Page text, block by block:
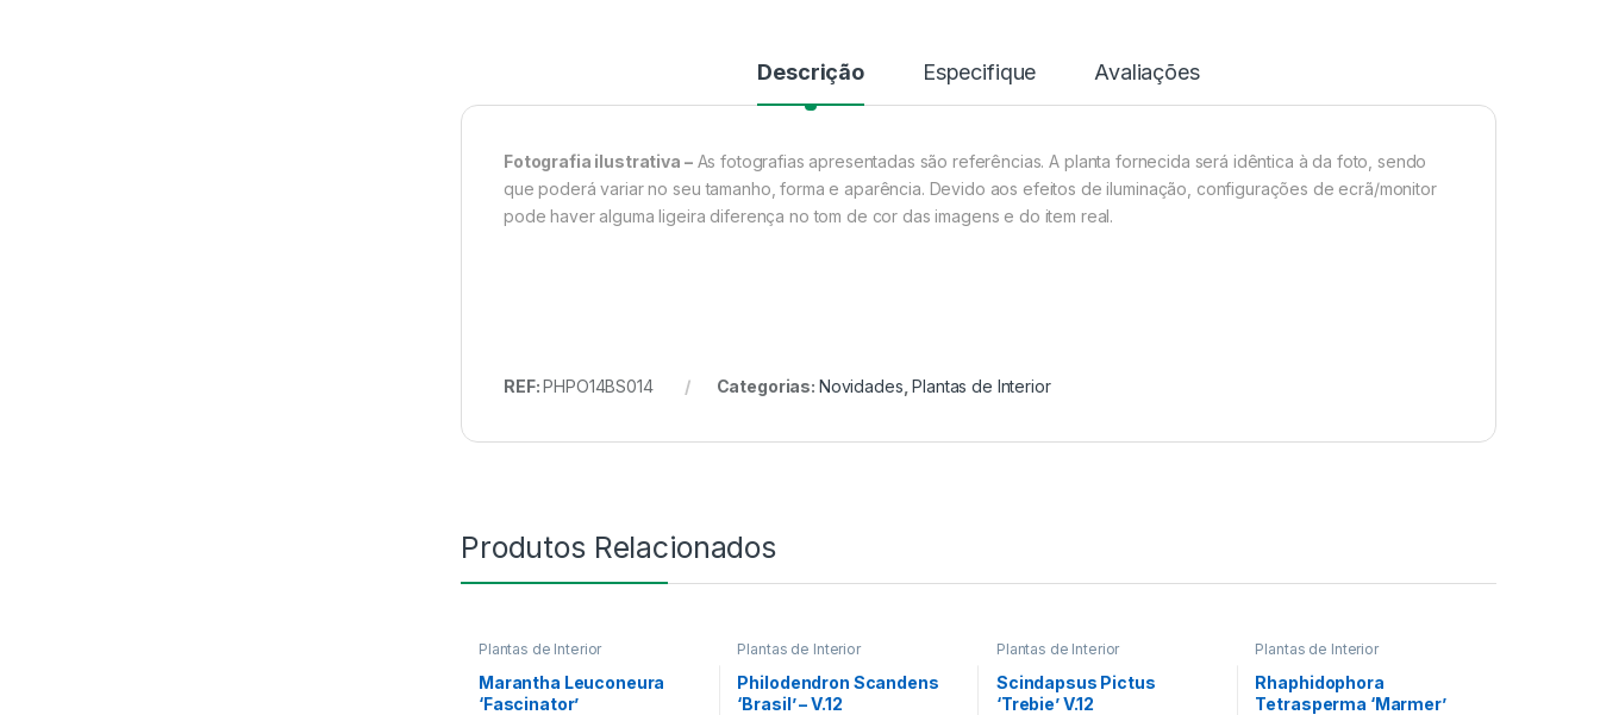
Descrição Especifique Avaliações
Fotografia ilustrativa –As fotografias apresentadas são referências. A planta fornecida será idêntica à da foto, sendo
que poderá variar no seu tamanho, forma e aparência. Devido aos efeitos de iluminação, configurações de ecrã/monitor
pode haver alguma ligeira diferença no tom de cor das imagens e do item real.
REF:PHPO14BS014 Categorias: Novidades ,Plantas de Interior
Produtos Relacionados
Plantas de Interior
Marantha Leuconeura
‘Fascinator’
Plantas de Interior
Philodendron Scandens
‘Brasil’ – V.12
Plantas de Interior
Scindapsus Pictus
‘Trebie’ V.12
Plantas de Interior
Rhaphidophora
Tetrasperma ‘Marmer’